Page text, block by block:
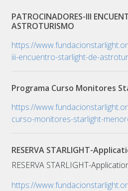
PATROCINADORES-III
ASTROTURISMO
https://
iii-encuentro-starlight-de-
Programa Curso Monitores
https://
curso-monitores-starlight-
RESERVA STARLIGHT-
RESERVA STARLIGHT-
https://